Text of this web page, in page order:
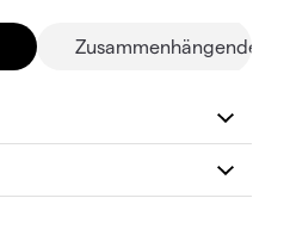
Zusammenhängende